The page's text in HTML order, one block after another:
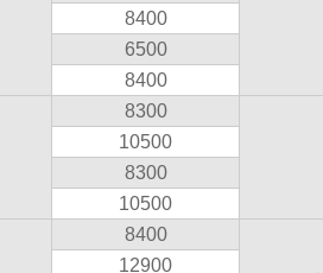
8400
6500
8400
8300
10500
8300
10500
8400
12900